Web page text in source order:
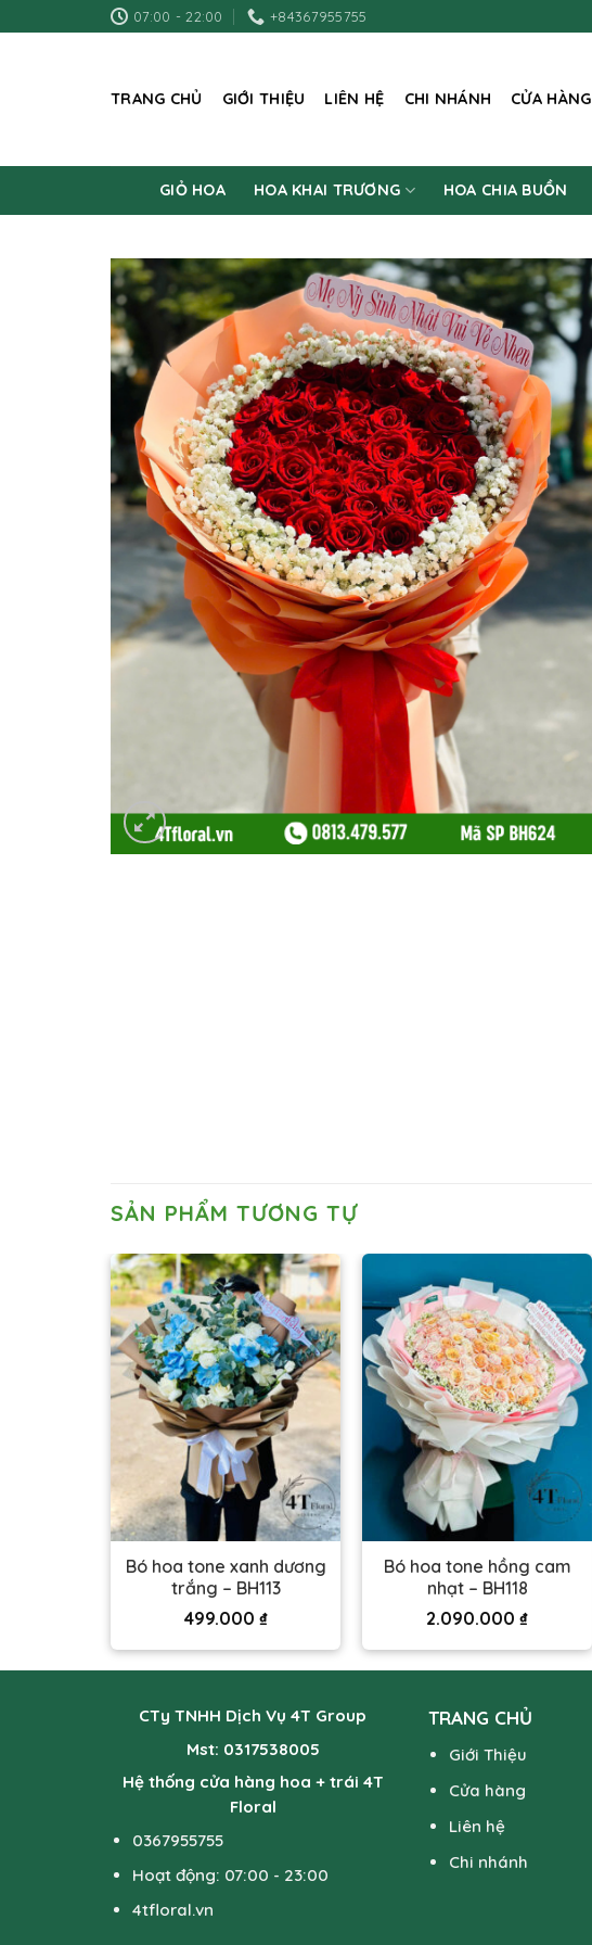
to
07:00 - 22:00 +84367955755
TRANG CHỦ GIỚI THIỆU LIÊN HỆ CHI NHÁNH CỬA HÀNG
GIỎ HOA HOA KHAI TRƯƠNG HOA CHIA BUỒN
SẢN PHẨM TƯƠNG TỰ
Bó hoa tone xanh dương
trắng – BH113
499.000 ₫
Bó hoa tone hồng cam
nhạt – BH118
2.090.000 ₫
CTy TNHH Dịch Vụ 4T Group
Mst: 0317538005
Hệ thống cửa hàng hoa + trái 4T
Floral
0367955755
Hoạt động: 07:00 - 23:00
4tfloral.vn
TRANG CHỦ
Giới Thiệu
Cửa hàng
Liên hệ
Chi nhánh